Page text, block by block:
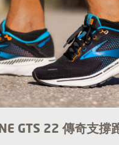
GTS 22 傳奇支撐